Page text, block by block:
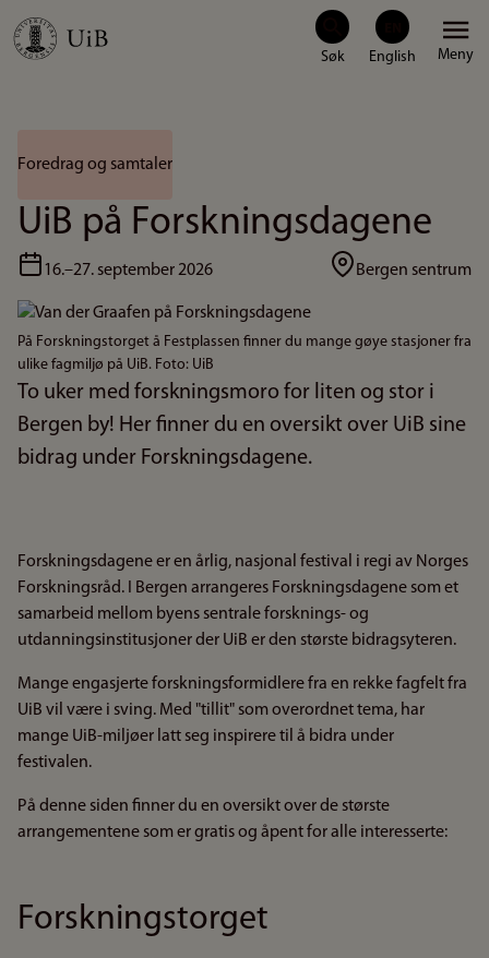
Hopp
Meny
Foredrag og samtaler
UiB på Forskningsdagene
16.–27. september 2026 Bergen sentrum
Bilde
På Forskningstorget å Festplassen finner du mange gøye stasjoner fra
ulike fagmiljø på UiB. Foto: UiB
To uker med forskningsmoro for liten og stor i
Bergen by! Her finner du en oversikt over UiB sine
bidrag under Forskningsdagene.
Forskningsdagene er en årlig, nasjonal festival i regi av Norges
Forskningsråd. I Bergen arrangeres Forskningsdagene som et
samarbeid mellom byens sentrale forsknings- og
utdanningsinstitusjoner der UiB er den største bidragsyteren.
Mange engasjerte forskningsformidlere fra en rekke fagfelt fra
UiB vil være i sving. Med "tillit" som overordnet tema, har
mange UiB-miljøer latt seg inspirere til å bidra under
festivalen.
På denne siden finner du en oversikt over de største
arrangementene som er gratis og åpent for alle interesserte:
Forskningstorget